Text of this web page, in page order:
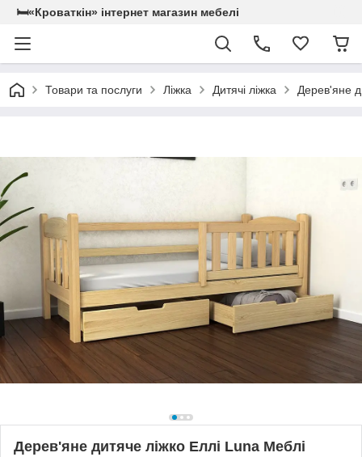
🛏«Кроваткiн» iнтернет магазин мебелi
Товари та послуги Ліжка Дитячі ліжка Дерев'яне
Дерев'яне дитяче ліжко Еллі Luna Меблі